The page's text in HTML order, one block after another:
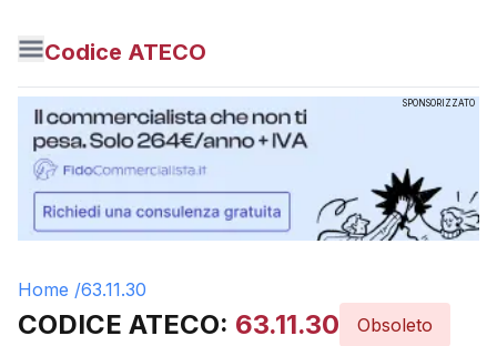
Codice ATECO
SPONSORIZZATO
Home /63.11.30
CODICE ATECO: 63.11.30 Obsoleto